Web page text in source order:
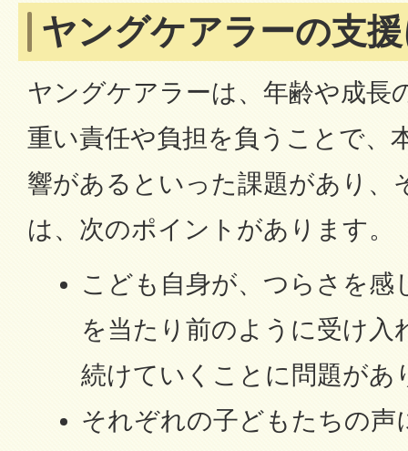
ヤングケアラーの支
ヤングケアラーは、年齢や成長
重い責任や負担を負うことで、
響があるといった課題があり、
は、次のポイントがあります。
こども自身が、つらさを感
を当たり前のように受け入
続けていくことに問題があ
それぞれの子どもたちの声